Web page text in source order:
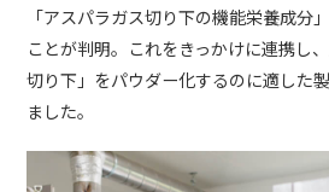
「アスパラガス切り下の機能栄養成分
ことが判明。これをきっかけに連携し
切り下」をパウダー化するのに適した
ました。